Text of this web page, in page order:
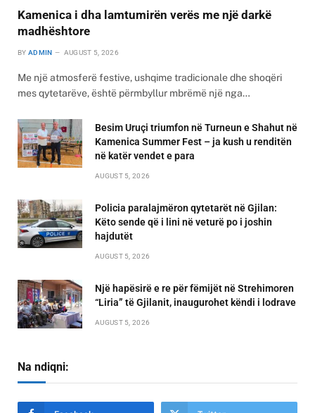
Kamenica i dha lamtumirën verës me një darkë
madhështore
BY ADMIN AUGUST 5, 2026
Me një atmosferë festive, ushqime tradicionale dhe shoqëri
mes qytetarëve, është përmbyllur mbrëmë një nga…
Besim Uruçi triumfon në Turneun e Shahut në
Kamenica Summer Fest – ja kush u renditën
në katër vendet e para
AUGUST 5, 2026
Policia paralajmëron qytetarët në Gjilan:
Këto sende që i lini në veturë po i joshin
hajdutët
AUGUST 5, 2026
Një hapësirë e re për fëmijët në Strehimoren
“Liria” të Gjilanit, inaugurohet këndi i lodrave
AUGUST 5, 2026
Na ndiqni: